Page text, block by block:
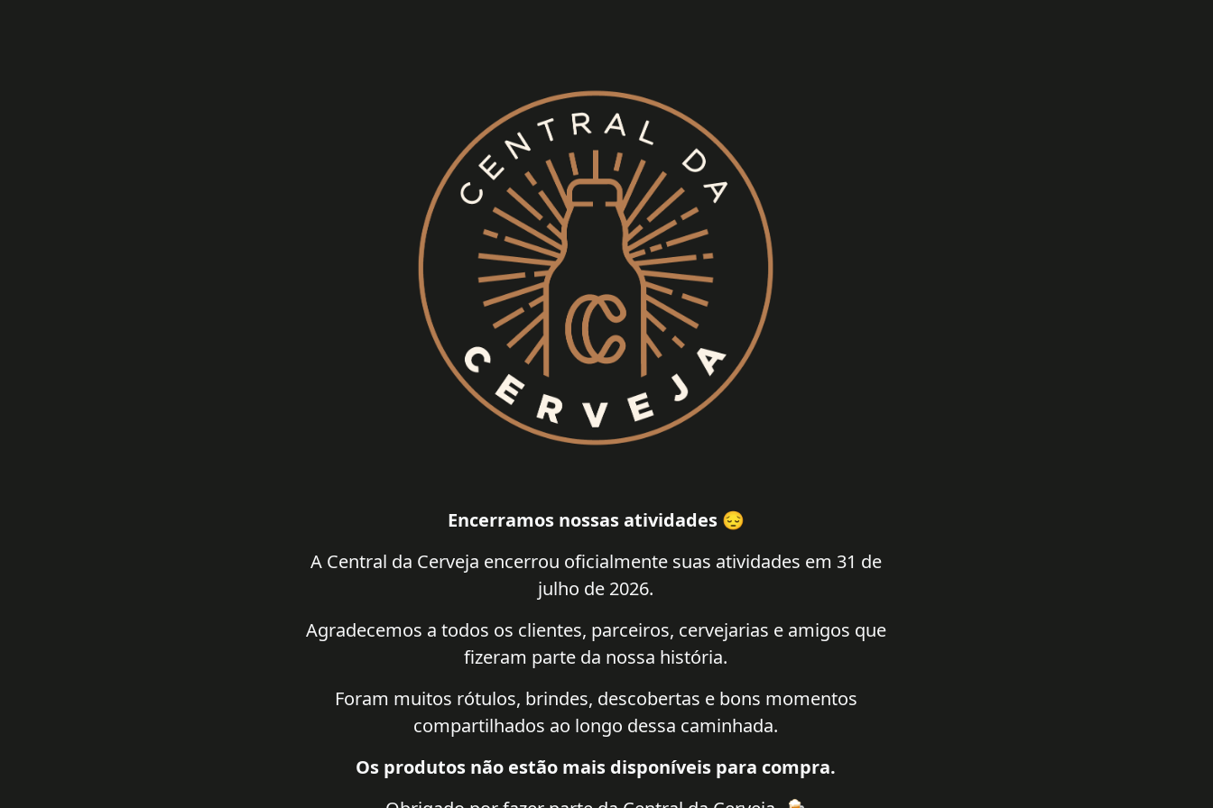
Encerramos nossas atividades 😔
A Central da Cerveja encerrou oficialmente suas atividades em 31 de
julho de 2026.
Agradecemos a todos os clientes, parceiros, cervejarias e amigos que
fizeram parte da nossa história.
Foram muitos rótulos, brindes, descobertas e bons momentos
compartilhados ao longo dessa caminhada.
Os produtos não estão mais disponíveis para compra.